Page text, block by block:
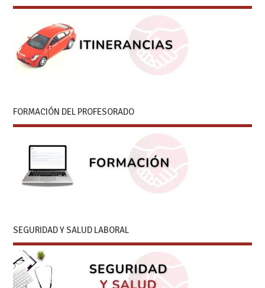
FORMACIÓN DEL PROFESORADO
SEGURIDAD Y SALUD LABORAL